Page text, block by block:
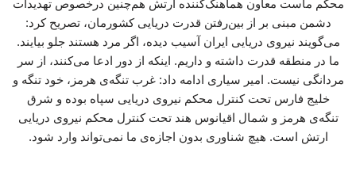
محکم ماست معاون هماهنگ‌کننده ارتش هم‌چنین درخصوص تهدیدات
دشمن مبنی بر از بین‌رفتن قدرت دریایی کشورمان، تصریح کرد:
می‌گویند نیروی دریایی ایران آسیب دیده، اگر مرد هستند جلو بیایند.
ما در منطقه قدرت داشته و داریم. اینکه از دور ادعا می‌کنند، از سر
مردانگی نیست. امیر سیاری ادامه داد: غرب تنگه‌ی هرمز، خود تنگه و
خلیج فارس تحت کنترل محکم نیروی دریایی سپاه بوده و شرق
تنگه‌ی هرمز و شمال اقیانوس هند تحت کنترل محکم نیروی دریایی
ارتش است. هیچ شناوری بدون اجازه‌ی ما نمی‌تواند وارد شود.